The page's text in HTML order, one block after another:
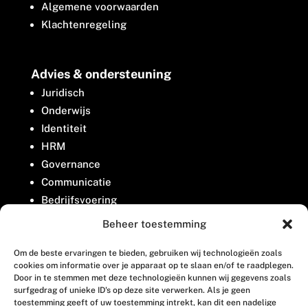
Beheer toestemming
Om de beste ervaringen te bieden, gebruiken wij technologieën zoals
cookies om informatie over je apparaat op te slaan en/of te raadplegen.
Door in te stemmen met deze technologieën kunnen wij gegevens zoals
surfgedrag of unieke ID's op deze site verwerken. Als je geen
toestemming geeft of uw toestemming intrekt, kan dit een nadelige
Algemene voorwaarden
Klachtenregeling
Advies & ondersteuning
Juridisch
Onderwijs
Identiteit
HRM
Governance
Communicatie
Bedrijfsvoering
Belangenbehartiging
Contact
Houttuinlaan 8